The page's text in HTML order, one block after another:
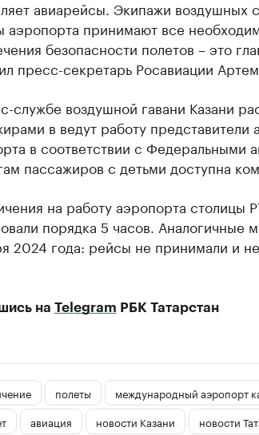
авиарейсы. Экипажи воздушных
аэропорта принимают все
безопасности полетов – это
пресс-секретарь Росавиации
службе воздушной гавани Казани
в ведут работу представители
в соответствии с Федеральными
пассажиров с детьми доступна
на работу аэропорта столицы
порядка 5 часов. Аналогичные
2024 года: рейсы не принимали и
на Telegram РБК Татарстан
полеты международный аэропорт
авиация новости Казани новости